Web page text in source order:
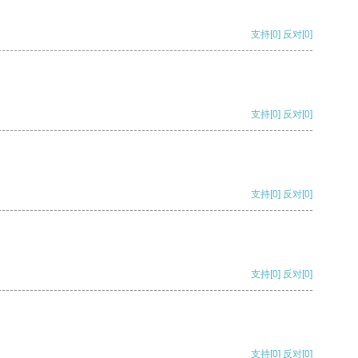
支持[0] 反对[0]
支持[0] 反对[0]
支持[0] 反对[0]
支持[0] 反对[0]
支持[0] 反对[0]